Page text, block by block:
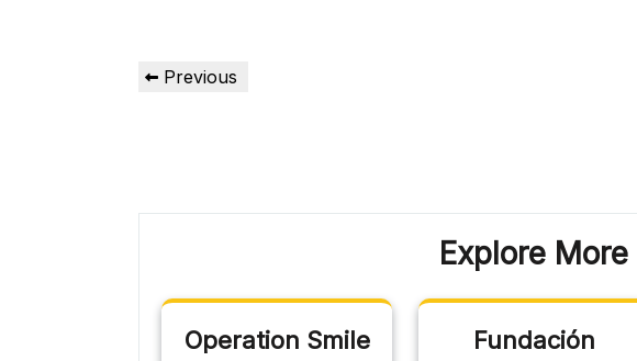
Previous
Explore More
Operation Smile
Fundación